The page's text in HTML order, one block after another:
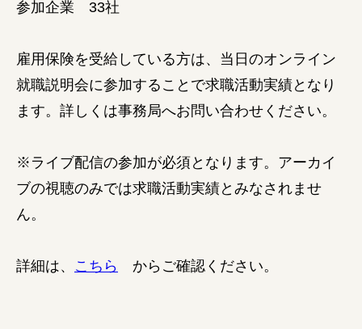
参加企業 33社
雇用保険を受給している方は、当日のオンライン
就職説明会に参加することで求職活動実績となり
ます。詳しくは事務局へお問い合わせください。
※ライブ配信の参加が必須となります。アーカイ
ブの視聴のみでは求職活動実績とみなされませ
ん。
詳細は、 こちら からご確認ください。